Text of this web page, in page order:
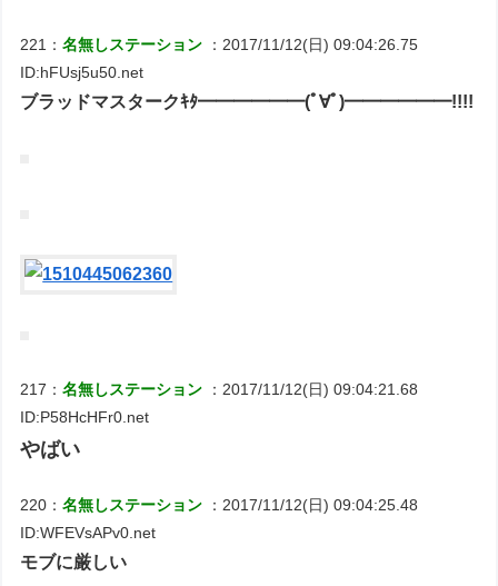
221：名無しステーション
：2017/11/12(日) 09:04:26.75
ID:hFUsj5u50.net
ブラッドマスタークｷﾀ━━━━━━(ﾟ∀ﾟ)━━━━━━!!!!
217：名無しステーション
：2017/11/12(日) 09:04:21.68
ID:P58HcHFr0.net
やばい
220：名無しステーション
：2017/11/12(日) 09:04:25.48
ID:WFEVsAPv0.net
モブに厳しい